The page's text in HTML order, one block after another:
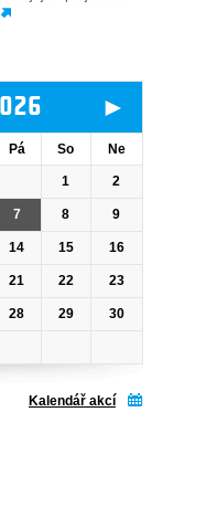
►
Pá So Ne
1 2
7 8 9
14 15 16
21 22 23
28 29 30
Kalendář akcí